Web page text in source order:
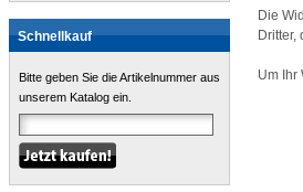
Schnellkauf
Bitte geben Sie die Artikelnummer aus
unserem Katalog ein.
Die
Dritter,
Um Ihr